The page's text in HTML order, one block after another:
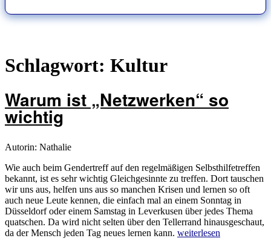
Schlagwort: Kultur
Warum ist „Netzwerken“ so
wichtig
Autorin: Nathalie
Wie auch beim Gendertreff auf den regelmäßigen Selbsthilfetreffen
bekannt, ist es sehr wichtig Gleichgesinnte zu treffen. Dort tauschen
wir uns aus, helfen uns aus so manchen Krisen und lernen so oft
auch neue Leute kennen, die einfach mal an einem Sonntag in
Düsseldorf oder einem Samstag in Leverkusen über jedes Thema
quatschen. Da wird nicht selten über den Tellerrand hinausgeschaut,
da der Mensch jeden Tag neues lernen kann. „Warum
weiterlesen